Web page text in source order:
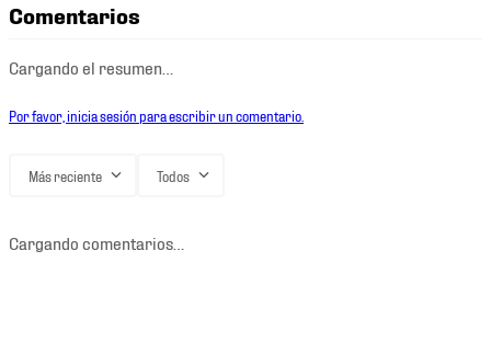
Comentarios
Cargando el resumen…
Por favor, inicia sesión para escribir un comentario.
Más reciente Todos
Cargando comentarios…